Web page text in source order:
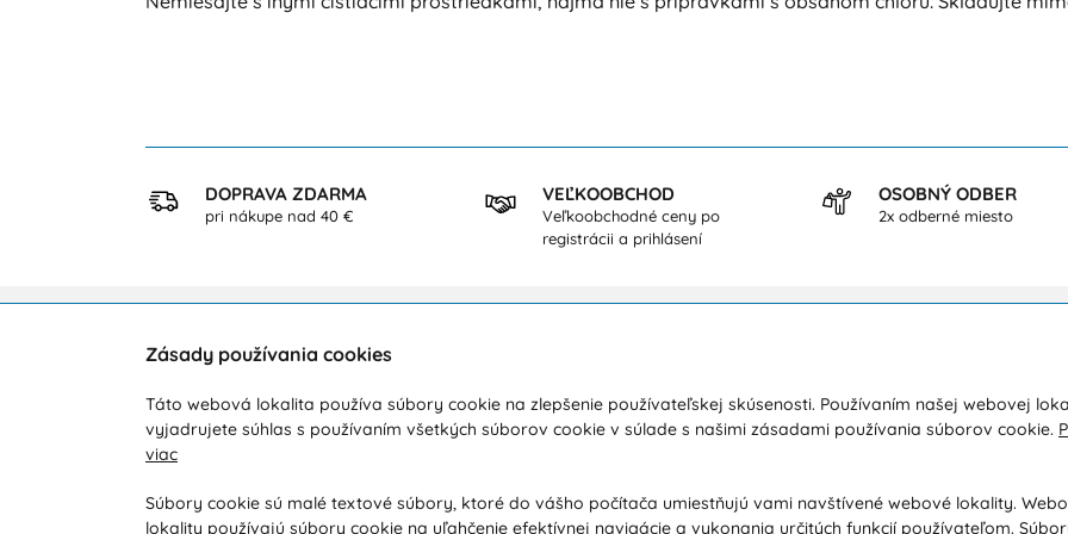
DOPRAVA ZDARMA
pri nákupe nad 40 €
VEĽKOOBCHOD
Veľkoobchodné ceny po
registrácii a prihlásení
OSOBNÝ ODBER
2x odberné miesto
Zákaznícka podpora
Počas pracovných dní od 8:00 do 16:00
+421 919 071 612
info@vohy.sk
Doprava a platba
Obchodné podmienky
Reklamácia / Vrátenie tovaru
Kontakty
Ochrana osobných údajov
Poradňa / Blog
Zásady používania cookies
Táto webová lokalita používa súbory cookie na zlepšenie používateľskej skúsenosti. Používaním našej webovej
vyjadrujete súhlas s používaním všetkých súborov cookie v súlade s našimi zásadami používania súborov cookie.
viac
Súbory cookie sú malé textové súbory, ktoré do vášho počítača umiestňujú vami navštívené webové lokality.
lokality používajú súbory cookie na uľahčenie efektívnej navigácie a vykonania určitých funkcií používateľom.